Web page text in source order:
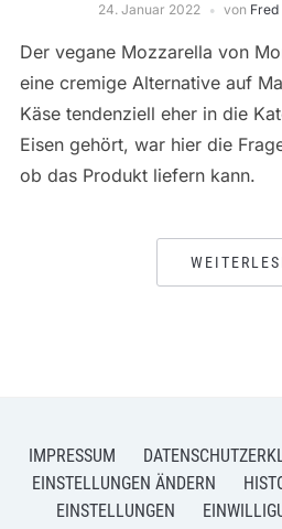
24. Januar 2022 von Fred
Der vegane Mozzarella von
eine cremige Alternative auf
Käse tendenziell eher in die
Eisen gehört, war hier die
ob das Produkt liefern kann.
IMPRESSUM
EINSTELLUNGEN ÄNDERN
EINSTELLUNGEN